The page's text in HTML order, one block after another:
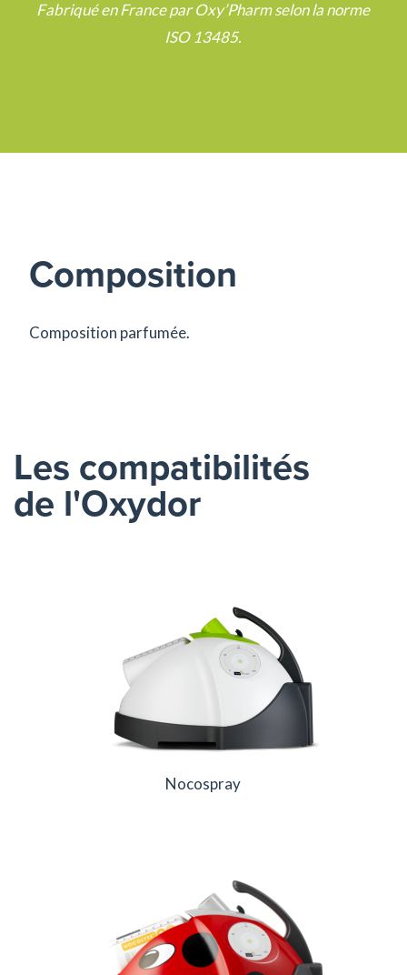
Fabriqué en France par Oxy’Pharm selon la norme
ISO 13485.
Composition
Composition parfumée.
Les compatibilités
de l'Oxydor
Nocospray